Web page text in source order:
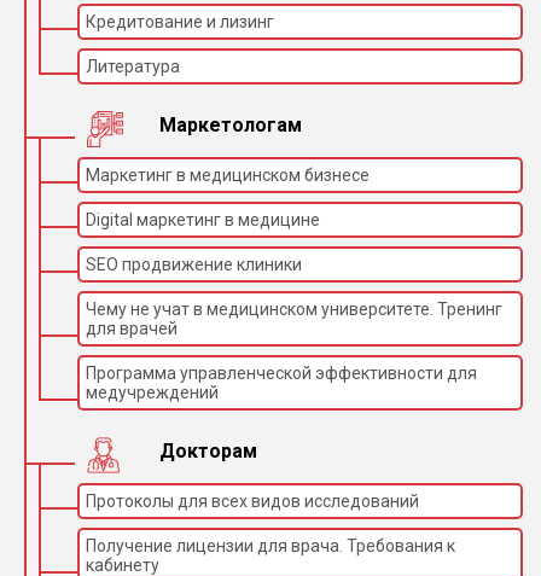
Кредитование и лизинг
Литература
Маркетологам
Маркетинг в медицинском бизнесе
Digital маркетинг в медицине
SEO продвижение клиники
Чему не учат в медицинском университете. Тренинг
для врачей
Программа управленческой эффективности для
медучреждений
Докторам
Протоколы для всех видов исследований
Получение лицензии для врача. Требования к
кабинету